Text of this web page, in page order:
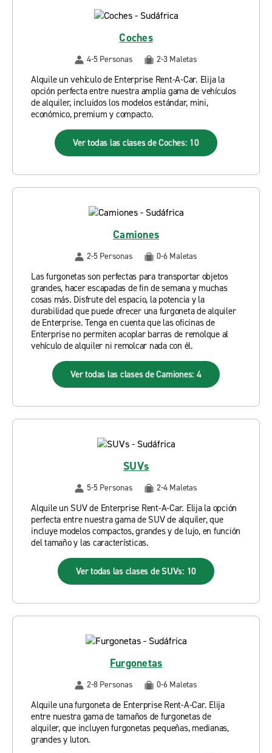
Coches
4-5 Personas 2-3 Maletas
Alquile un vehículo de Enterprise Rent-A-Car. Elija la
opción perfecta entre nuestra amplia gama de vehículos
de alquiler, incluidos los modelos estándar, mini,
económico, premium y compacto.
Ver todas las clases de Coches: 10
Camiones
2-5 Personas 0-6 Maletas
Las furgonetas son perfectas para transportar objetos
grandes, hacer escapadas de fin de semana y muchas
cosas más. Disfrute del espacio, la potencia y la
durabilidad que puede ofrecer una furgoneta de alquiler
de Enterprise. Tenga en cuenta que las oficinas de
Enterprise no permiten acoplar barras de remolque al
vehículo de alquiler ni remolcar nada con él.
Ver todas las clases de Camiones: 4
SUVs
5-5 Personas 2-4 Maletas
Alquile un SUV de Enterprise Rent-A-Car. Elija la opción
perfecta entre nuestra gama de SUV de alquiler, que
incluye modelos compactos, grandes y de lujo, en función
del tamaño y las características.
Ver todas las clases de SUVs: 10
Furgonetas
2-8 Personas 0-6 Maletas
Alquile una furgoneta de Enterprise Rent-A-Car. Elija
entre nuestra gama de tamaños de furgonetas de
alquiler, que incluyen furgonetas pequeñas, medianas,
grandes y luton.